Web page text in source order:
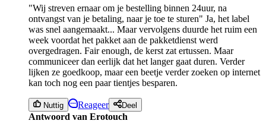
"Wij streven ernaar om je bestelling binnen 24uur, na
ontvangst van je betaling, naar je toe te sturen" Ja, het label
was snel aangemaakt... Maar vervolgens duurde het ruim een
week voordat het pakket aan de pakketdienst werd
overgedragen. Fair enough, de kerst zat ertussen. Maar
communiceer dan eerlijk dat het langer gaat duren. Verder
lijken ze goedkoop, maar een beetje verder zoeken op internet
kan toch nog een paar tientjes besparen.
Nuttig Reageer Deel
Antwoord van Erotouch